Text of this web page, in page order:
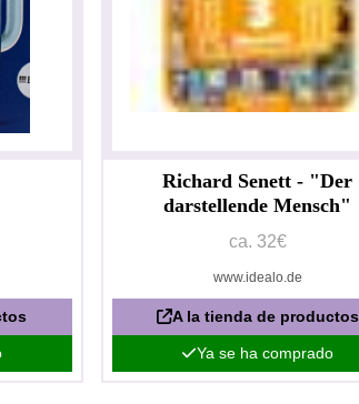
Richard Senett - "Der
darstellende Mensch"
ca. 32€
www.idealo.de
A la tienda de productos
Ya se ha comprado